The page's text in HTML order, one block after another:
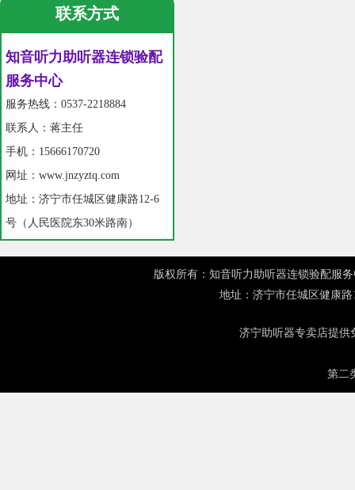
联系方式
知音听力助听器连锁验配
服务中心
服务热线：0537-2218884
联系人：蒋主任
手机：15666170720
网址：www.jnzyztq.com
地址：济宁市任城区健康路12-6
号（人民医院东30米路南）
版权所有：知音听力助听器连锁验配服
地址：济宁市任城区健康
济宁助听器专卖店提供
第二